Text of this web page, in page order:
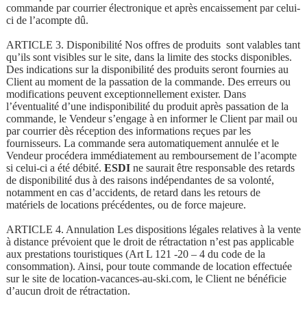
commande par courrier électronique et après encaissement par celui-
ci de l’acompte dû.
ARTICLE 3. Disponibilité Nos offres de produits sont valables tant
qu’ils sont visibles sur le site, dans la limite des stocks disponibles.
Des indications sur la disponibilité des produits seront fournies au
Client au moment de la passation de la commande. Des erreurs ou
modifications peuvent exceptionnellement exister. Dans
l’éventualité d’une indisponibilité du produit après passation de la
commande, le Vendeur s’engage à en informer le Client par mail ou
par courrier dès réception des informations reçues par les
fournisseurs. La commande sera automatiquement annulée et le
Vendeur procédera immédiatement au remboursement de l’acompte
si celui-ci a été débité. ESDIne saurait être responsable des retards
de disponibilité dus à des raisons indépendantes de sa volonté,
notamment en cas d’accidents, de retard dans les retours de
matériels de locations précédentes, ou de force majeure.
ARTICLE 4. Annulation Les dispositions légales relatives à la vente
à distance prévoient que le droit de rétractation n’est pas applicable
aux prestations touristiques (Art L 121 -20 – 4 du code de la
consommation). Ainsi, pour toute commande de location effectuée
sur le site de location-vacances-au-ski.com, le Client ne bénéficie
d’aucun droit de rétractation.